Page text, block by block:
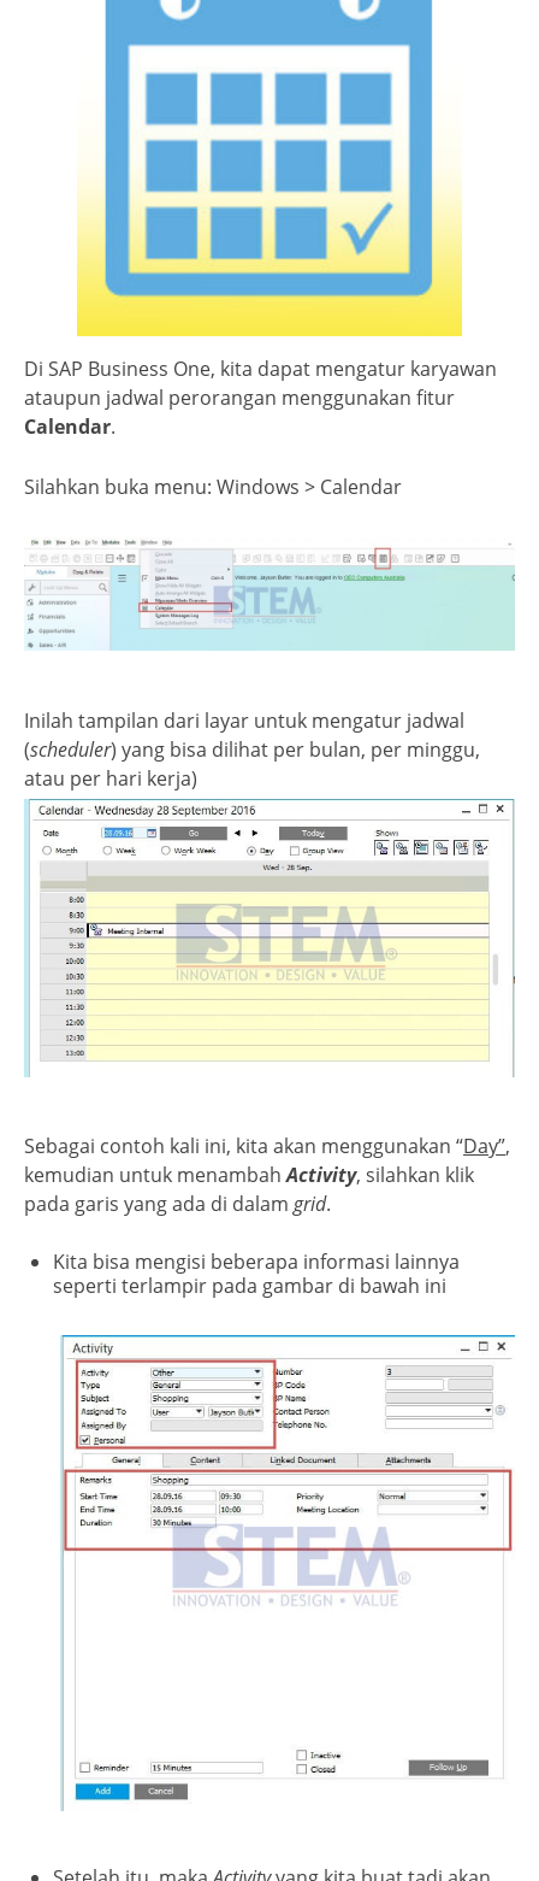
Di SAP Business One, kita dapat mengatur karyawan
ataupun jadwal perorangan menggunakan fitur
Calendar.
Silahkan buka menu: Windows > Calendar
Inilah tampilan dari layar untuk mengatur jadwal
(scheduler) yang bisa dilihat per bulan, per minggu,
atau per hari kerja)
Sebagai contoh kali ini, kita akan menggunakan “Day”,
kemudian untuk menambahActivity, silahkan klik
pada garis yang ada di dalam grid.
Kita bisa mengisi beberapa informasi lainnya
seperti terlampir pada gambar di bawah ini